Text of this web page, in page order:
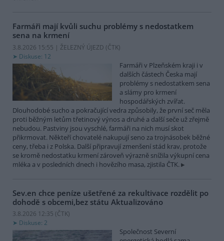
Farmáři mají kvůli suchu problémy s nedostatkem
sena na krmení
3.8.2026 15:55 | ŽELEZNÝ ÚJEZD (ČTK)
Diskuse: 12
Farmáři v Plzeňském kraji i v
dalších částech Česka mají
problémy s nedostatkem sena
a slámy pro krmení
hospodářských zvířat.
Dlouhodobé sucho a pokračující vedra způsobily, že první seč měla
proti běžným letům třetinový výnos a druhé a další seče už zřejmě
nebudou. Pastviny jsou vyschlé, farmáři na nich musí skot
přikrmovat. Někteří chovatelé nakupují seno za trojnásobek běžné
ceny, třeba i z Polska. Další připravují zmenšení stád krav, protože
se kromě nedostatku krmení zároveň výrazně snížila výkupní cena
mléka a v posledních dnech i hovězího masa, zjistila ČTK.
Sev.en chce peníze ušetřené za rekultivace rozdělit po
dohodě s obcemi,bez státu Aktualizováno
3.8.2026 12:35 (ČTK)
Diskuse: 2
Společnost Severní